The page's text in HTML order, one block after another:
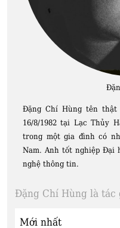
Đặng Chí Hùng tên thật
16/8/1982 tại Lạc Thủy
trong một gia đình có
Nam. Anh tốt nghiệp Đại
nghệ thông tin.
Đặng Chí Hùng là tác